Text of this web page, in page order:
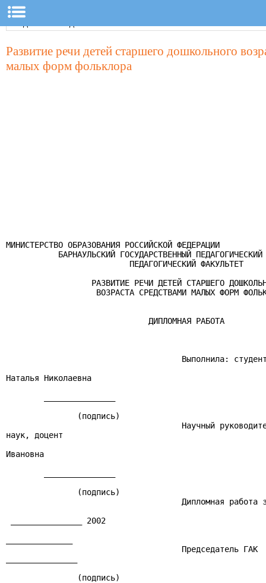
Развитие речи детей старшего дошкольного
малых форм фольклора
МИНИСТЕРСТВО ОБРАЗОВАНИЯ РОССИЙСКОЙ ФЕДЕРАЦИИ
БАРНАУЛЬСКИЙ ГОСУДАРСТВЕННЫЙ ПЕДАГОГИЧЕСКИЙ
                          ПЕДАГОГИЧЕСКИЙ ФАКУЛЬТЕТ
РАЗВИТИЕ РЕЧИ ДЕТЕЙ СТАРШЕГО
ВОЗРАСТА СРЕДСТВАМИ МАЛЫХ ФОРМ
                              ДИПЛОМНАЯ РАБОТА
Выполнила:
Наталья Николаевна
               (подпись)
Научный
наук, доцент
Ивановна
               (подпись)
Дипломная работа
_______________ 2002
                                     Председатель ГАК
               (подпись)